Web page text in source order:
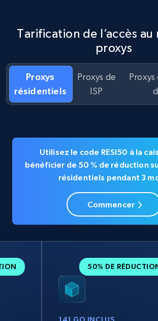
Tarification de l’accès au
proxys
Proxys
résidentiels
Proxys de
ISP
Utilisez le code RESI50 à la
bénéficier de 50 % de réduction
résidentiels pendant 3
Commencer
50% DE